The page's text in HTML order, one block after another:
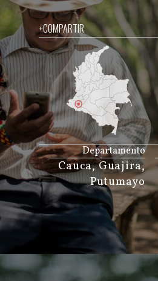
+COMPARTIR
JS map by amCharts
Departamento
Cauca, Guajira,
Putumayo